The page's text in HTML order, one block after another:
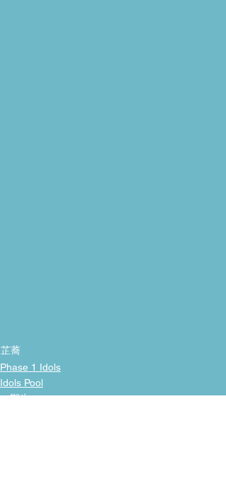
芷蕎
Phase 1 Idols
Idols Pool
一期生